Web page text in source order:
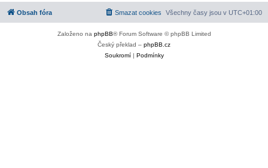
Obsah fóra Všechny časy jsou v UTC+01:00
Smazat cookies
Založeno na phpBB® Forum Software © phpBB Limited
Český překlad – phpBB.cz
Soukromí| Podmínky